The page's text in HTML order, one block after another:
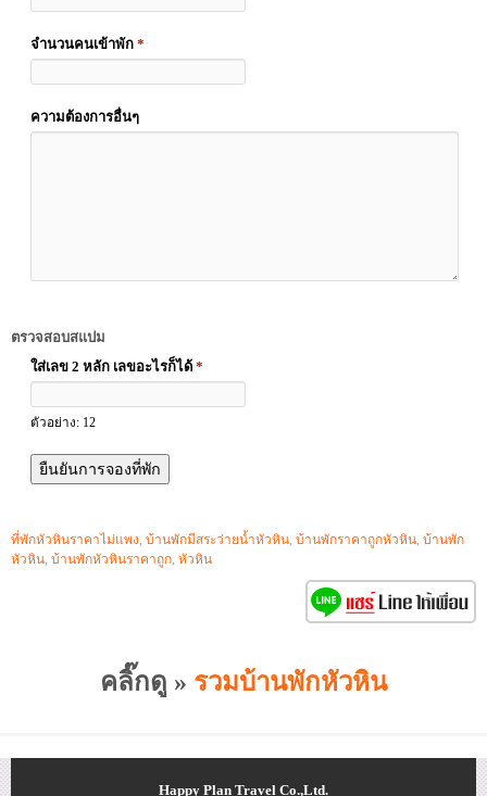
จำนวนคนเข้าพัก *
ความต้องการอื่นๆ
ตรวจสอบสแปม
ใส่เลข 2 หลัก เลขอะไรก็ได้ *
ตัวอย่าง: 12
ที่พักหัวหินราคาไม่แพง, บ้านพักมีสระว่ายน้ำหัวหิน, บ้านพักราคาถูกหัวหิน, บ้านพัก
หัวหิน, บ้านพักหัวหินราคาถูก, หัวหิน
คลิ๊กดู » รวมบ้านพักหัวหิน
Happy Plan Travel Co.,Ltd.